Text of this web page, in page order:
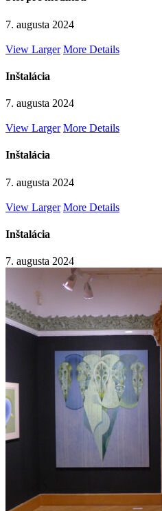
7. augusta 2024
View Larger More Details
Inštalácia
7. augusta 2024
View Larger More Details
Inštalácia
7. augusta 2024
View Larger More Details
Inštalácia
7. augusta 2024